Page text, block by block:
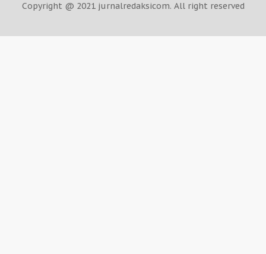
Copyright @ 2021 jurnalredaksicom. All right reserved